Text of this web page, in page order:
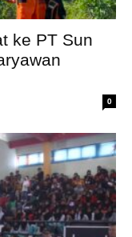
ke PT Sun
0